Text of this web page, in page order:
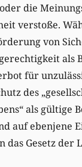
die
verstoße.
von
als
für
des
als gültige
auf ebenjene
das Gesetz der